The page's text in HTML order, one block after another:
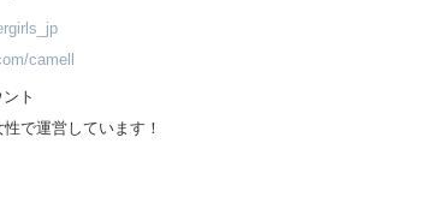
camell
ト
で運営しています！